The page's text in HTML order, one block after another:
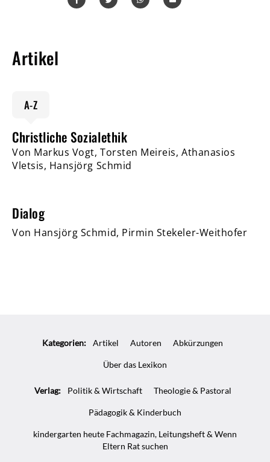
Artikel
A-Z
Christliche Sozialethik
Von Markus Vogt, Torsten Meireis, Athanasios
Vletsis, Hansjörg Schmid
Dialog
Von Hansjörg Schmid, Pirmin Stekeler-Weithofer
Kategorien: Artikel Autoren Abkürzungen
Über das Lexikon
Verlag: Politik & Wirtschaft Theologie & Pastoral
Pädagogik & Kinderbuch
kindergarten heute Fachmagazin, Leitungsheft & Wenn
Eltern Rat suchen